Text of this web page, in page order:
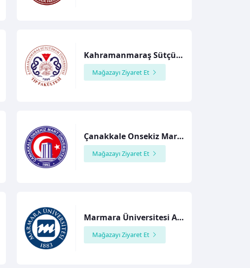
Kahramanmaraş Sütçü İmam Üniversitesi Tıp Fakültesi
Mağazayı Ziyaret Et
Çanakkale Onsekiz Mart Üniversitesi Tıp Fakültesi
Mağazayı Ziyaret Et
Marmara Üniversitesi Almanca İşletme Bölümü
Mağazayı Ziyaret Et